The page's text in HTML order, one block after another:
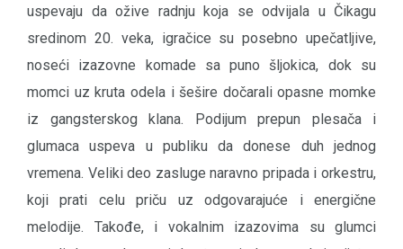
uspevaju da ožive radnju koja se odvijala u Čikagu
sredinom 20. veka, igračice su posebno upečatljive,
noseći izazovne komade sa puno šljokica, dok su
momci uz kruta odela i šešire dočarali opasne momke
iz gangsterskog klana. Podijum prepun plesača i
glumaca uspeva u publiku da donese duh jednog
vremena. Veliki deo zasluge naravno pripada i orkestru,
koji prati celu priču uz odgovarajuće i energične
melodije. Takođe, i vokalnim izazovima su glumci